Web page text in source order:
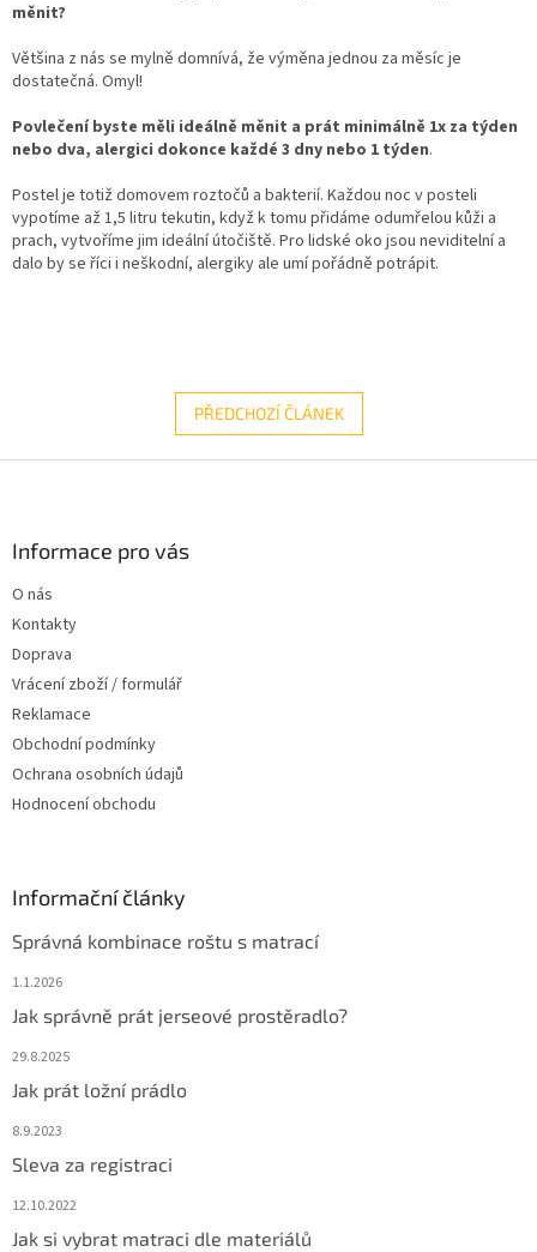
měnit?
Většina z nás se mylně domnívá, že výměna jednou za měsíc je
dostatečná. Omyl!
Povlečení byste měli ideálně měnit a prát minimálně 1x za týden
nebo dva, alergici dokonce každé 3 dny nebo 1 týden.
Postel je totiž domovem roztočů a bakterií. Každou noc v posteli
vypotíme až 1,5 litru tekutin, když k tomu přidáme odumřelou kůži a
prach, vytvoříme jim ideální útočiště. Pro lidské oko jsou neviditelní a
dalo by se říci i neškodní, alergiky ale umí pořádně potrápit.
PŘEDCHOZÍ ČLÁNEK
Informace pro vás
O nás
Kontakty
Doprava
Vrácení zboží / formulář
Reklamace
Obchodní podmínky
Ochrana osobních údajů
Hodnocení obchodu
Informační články
Správná kombinace roštu s matrací
1.1.2026
Jak správně prát jerseové prostěradlo?
29.8.2025
Jak prát ložní prádlo
8.9.2023
Sleva za registraci
12.10.2022
Jak si vybrat matraci dle materiálů